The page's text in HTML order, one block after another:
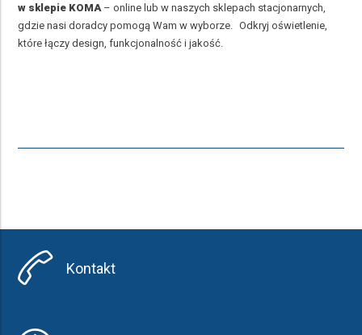
w sklepie KOMA – online lub w naszych sklepach stacjonarnych,
gdzie nasi doradcy pomogą Wam w wyborze. Odkryj oświetlenie,
które łączy design, funkcjonalność i jakość.
Kontakt